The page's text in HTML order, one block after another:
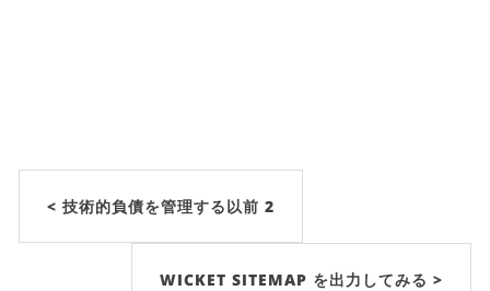
< 技術的負債を管理する以前 2
WICKET SITEMAP を出力してみる >